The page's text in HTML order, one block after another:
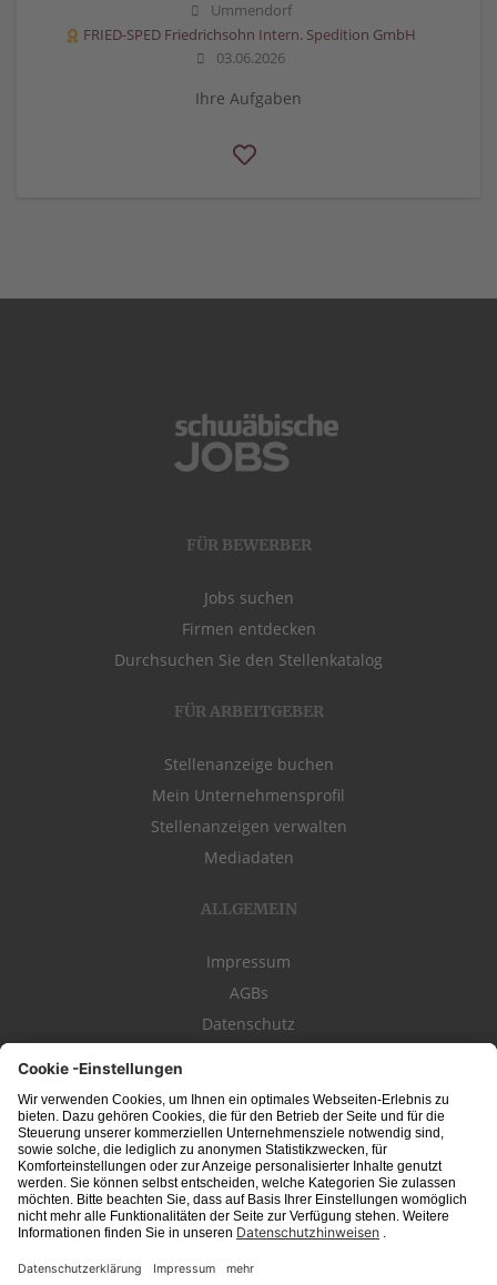
Ummendorf
FRIED-SPED Friedrichsohn Intern. Spedition GmbH
03.06.2026
Ihre Aufgaben
FÜR BEWERBER
Jobs suchen
Firmen entdecken
Durchsuchen Sie den Stellenkatalog
FÜR ARBEITGEBER
Stellenanzeige buchen
Mein Unternehmensprofil
Stellenanzeigen verwalten
Mediadaten
ALLGEMEIN
Impressum
AGBs
Datenschutz
schwäbischeJOBS - die Stellenbörse für die RegionBodensee, Schwaben,
Ostalbund Allgäu. Alle Jobs im Süden!
Auszubildende, Berufseinsteiger, Fachkräfte und Führungskräfte! Aktuelle